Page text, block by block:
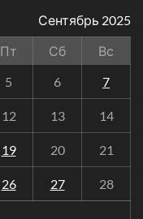
Сентябрь 2025
Пт Сб
Вс
5 6 7
12 13 14
19 20 21
26 27 28